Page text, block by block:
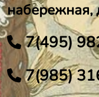
набережная,
7(495)
7(985)